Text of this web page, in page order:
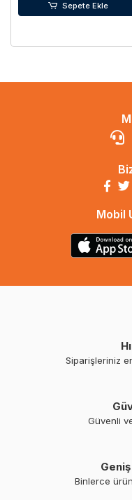
Sepete Ekle
Mobil
Siparişleriniz
Güvenli
Binlerce